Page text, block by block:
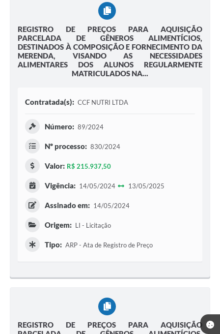
REGISTRO DE PREÇOS PARA AQUISIÇÃO
PARCELADA DE GÊNEROS ALIMENTÍCIOS,
DESTINADOS À COMPOSIÇÃO E FORNECIMENTO DA
MERENDA, VISANDO AS NECESSIDADES
ALIMENTARES DOS ALUNOS REGULARMENTE
MATRICULADOS NA...
Contratada(s): CCF NUTRI LTDA
Número: 89/2024
Nº processo: 830/2024
Valor: R$ 215.937,50
Vigência: 14/05/2024 13/05/2025
Assinado em: 14/05/2024
Origem: LI - Licitação
Tipo: ARP - Ata de Registro de Preço
REGISTRO DE PREÇOS PARA AQUISIÇÃO